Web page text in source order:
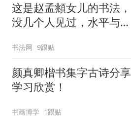
这是赵孟頫女儿的书法，
没几个人见过，水平与父
书法网 9跟贴
颜真卿楷书集字古诗分享
学习欣赏！
书画博学 1跟贴